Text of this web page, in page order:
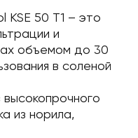
KSE 50 T1 – это
и
объемом до 30
в соленой
из норила,